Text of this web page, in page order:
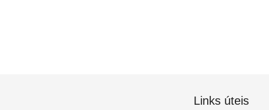
Links úteis